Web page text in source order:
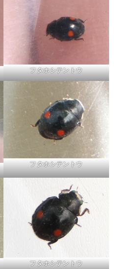
フタホシテントウ
フタホシテントウ
フタホシテントウ